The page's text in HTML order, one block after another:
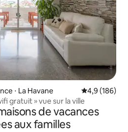
⋅ La Havane Évaluation
4,9 (186)
gratuit » vue sur la ville
de vacances
aux familles